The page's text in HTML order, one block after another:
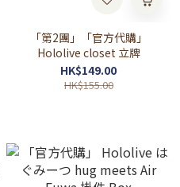
「第2團」「官方代購」
Hololive closet 立牌
HK$149.00
HK$155.00